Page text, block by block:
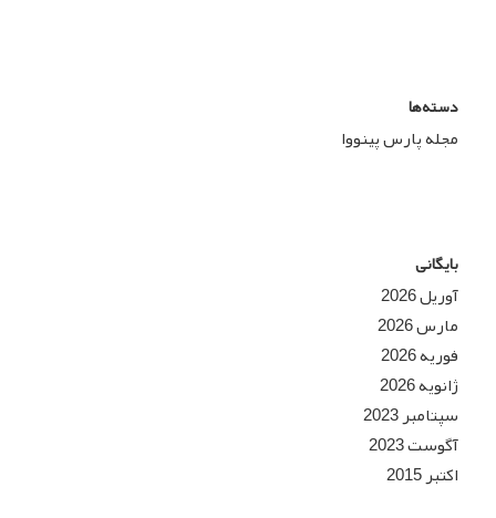
دسته‌ها
مجله پارس پینووا
بایگانی
آوریل 2026
مارس 2026
فوریه 2026
ژانویه 2026
سپتامبر 2023
آگوست 2023
اکتبر 2015